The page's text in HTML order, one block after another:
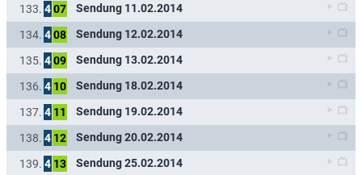
133. 407 Sendung 11.02.2014
134. 408 Sendung 12.02.2014
135. 409 Sendung 13.02.2014
136. 4 10 Sendung 18.02.2014
137. 4 11 Sendung 19.02.2014
138. 4 12 Sendung 20.02.2014
139. 4 13 Sendung 25.02.2014